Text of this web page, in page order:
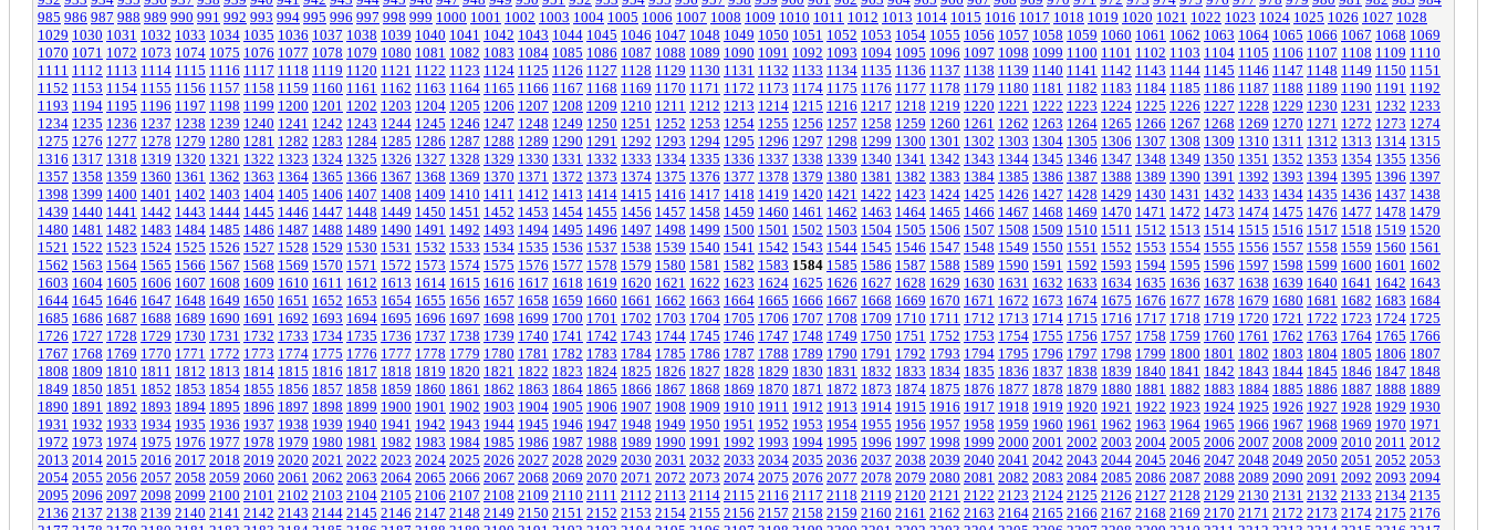
985 986 987 988 989 990 991 992 993 994 995 996 997 998 999 1000 1001 1002 1003 1004 1005 1006 1007 1008 1009 1010 1011 1012 1013 1014 1015 1016 1017 1018 1019 1020 1021 1022 1023 1024 1025 1026 1027 1028
1029 1030 1031 1032 1033 1034 1035 1036 1037 1038 1039 1040 1041 1042 1043 1044 1045 1046 1047 1048 1049 1050 1051 1052 1053 1054 1055 1056 1057 1058 1059 1060 1061 1062 1063 1064 1065 1066 1067 1068 1069
1070 1071 1072 1073 1074 1075 1076 1077 1078 1079 1080 1081 1082 1083 1084 1085 1086 1087 1088 1089 1090 1091 1092 1093 1094 1095 1096 1097 1098 1099 1100 1101 1102 1103 1104 1105 1106 1107 1108 1109 1110
1111 1112 1113 1114 1115 1116 1117 1118 1119 1120 1121 1122 1123 1124 1125 1126 1127 1128 1129 1130 1131 1132 1133 1134 1135 1136 1137 1138 1139 1140 1141 1142 1143 1144 1145 1146 1147 1148 1149 1150 1151
1152 1153 1154 1155 1156 1157 1158 1159 1160 1161 1162 1163 1164 1165 1166 1167 1168 1169 1170 1171 1172 1173 1174 1175 1176 1177 1178 1179 1180 1181 1182 1183 1184 1185 1186 1187 1188 1189 1190 1191 1192
1193 1194 1195 1196 1197 1198 1199 1200 1201 1202 1203 1204 1205 1206 1207 1208 1209 1210 1211 1212 1213 1214 1215 1216 1217 1218 1219 1220 1221 1222 1223 1224 1225 1226 1227 1228 1229 1230 1231 1232 1233
1234 1235 1236 1237 1238 1239 1240 1241 1242 1243 1244 1245 1246 1247 1248 1249 1250 1251 1252 1253 1254 1255 1256 1257 1258 1259 1260 1261 1262 1263 1264 1265 1266 1267 1268 1269 1270 1271 1272 1273 1274
1275 1276 1277 1278 1279 1280 1281 1282 1283 1284 1285 1286 1287 1288 1289 1290 1291 1292 1293 1294 1295 1296 1297 1298 1299 1300 1301 1302 1303 1304 1305 1306 1307 1308 1309 1310 1311 1312 1313 1314 1315
1316 1317 1318 1319 1320 1321 1322 1323 1324 1325 1326 1327 1328 1329 1330 1331 1332 1333 1334 1335 1336 1337 1338 1339 1340 1341 1342 1343 1344 1345 1346 1347 1348 1349 1350 1351 1352 1353 1354 1355 1356
1357 1358 1359 1360 1361 1362 1363 1364 1365 1366 1367 1368 1369 1370 1371 1372 1373 1374 1375 1376 1377 1378 1379 1380 1381 1382 1383 1384 1385 1386 1387 1388 1389 1390 1391 1392 1393 1394 1395 1396 1397
1398 1399 1400 1401 1402 1403 1404 1405 1406 1407 1408 1409 1410 1411 1412 1413 1414 1415 1416 1417 1418 1419 1420 1421 1422 1423 1424 1425 1426 1427 1428 1429 1430 1431 1432 1433 1434 1435 1436 1437 1438
1439 1440 1441 1442 1443 1444 1445 1446 1447 1448 1449 1450 1451 1452 1453 1454 1455 1456 1457 1458 1459 1460 1461 1462 1463 1464 1465 1466 1467 1468 1469 1470 1471 1472 1473 1474 1475 1476 1477 1478 1479
1480 1481 1482 1483 1484 1485 1486 1487 1488 1489 1490 1491 1492 1493 1494 1495 1496 1497 1498 1499 1500 1501 1502 1503 1504 1505 1506 1507 1508 1509 1510 1511 1512 1513 1514 1515 1516 1517 1518 1519 1520
1521 1522 1523 1524 1525 1526 1527 1528 1529 1530 1531 1532 1533 1534 1535 1536 1537 1538 1539 1540 1541 1542 1543 1544 1545 1546 1547 1548 1549 1550 1551 1552 1553 1554 1555 1556 1557 1558 1559 1560 1561
1562 1563 1564 1565 1566 1567 1568 1569 1570 1571 1572 1573 1574 1575 1576 1577 1578 1579 1580 1581 1582 1583 1584 1585 1586 1587 1588 1589 1590 1591 1592 1593 1594 1595 1596 1597 1598 1599 1600 1601 1602
1603 1604 1605 1606 1607 1608 1609 1610 1611 1612 1613 1614 1615 1616 1617 1618 1619 1620 1621 1622 1623 1624 1625 1626 1627 1628 1629 1630 1631 1632 1633 1634 1635 1636 1637 1638 1639 1640 1641 1642 1643
1644 1645 1646 1647 1648 1649 1650 1651 1652 1653 1654 1655 1656 1657 1658 1659 1660 1661 1662 1663 1664 1665 1666 1667 1668 1669 1670 1671 1672 1673 1674 1675 1676 1677 1678 1679 1680 1681 1682 1683 1684
1685 1686 1687 1688 1689 1690 1691 1692 1693 1694 1695 1696 1697 1698 1699 1700 1701 1702 1703 1704 1705 1706 1707 1708 1709 1710 1711 1712 1713 1714 1715 1716 1717 1718 1719 1720 1721 1722 1723 1724 1725
1726 1727 1728 1729 1730 1731 1732 1733 1734 1735 1736 1737 1738 1739 1740 1741 1742 1743 1744 1745 1746 1747 1748 1749 1750 1751 1752 1753 1754 1755 1756 1757 1758 1759 1760 1761 1762 1763 1764 1765 1766
1767 1768 1769 1770 1771 1772 1773 1774 1775 1776 1777 1778 1779 1780 1781 1782 1783 1784 1785 1786 1787 1788 1789 1790 1791 1792 1793 1794 1795 1796 1797 1798 1799 1800 1801 1802 1803 1804 1805 1806 1807
1808 1809 1810 1811 1812 1813 1814 1815 1816 1817 1818 1819 1820 1821 1822 1823 1824 1825 1826 1827 1828 1829 1830 1831 1832 1833 1834 1835 1836 1837 1838 1839 1840 1841 1842 1843 1844 1845 1846 1847 1848
1849 1850 1851 1852 1853 1854 1855 1856 1857 1858 1859 1860 1861 1862 1863 1864 1865 1866 1867 1868 1869 1870 1871 1872 1873 1874 1875 1876 1877 1878 1879 1880 1881 1882 1883 1884 1885 1886 1887 1888 1889
1890 1891 1892 1893 1894 1895 1896 1897 1898 1899 1900 1901 1902 1903 1904 1905 1906 1907 1908 1909 1910 1911 1912 1913 1914 1915 1916 1917 1918 1919 1920 1921 1922 1923 1924 1925 1926 1927 1928 1929 1930
1931 1932 1933 1934 1935 1936 1937 1938 1939 1940 1941 1942 1943 1944 1945 1946 1947 1948 1949 1950 1951 1952 1953 1954 1955 1956 1957 1958 1959 1960 1961 1962 1963 1964 1965 1966 1967 1968 1969 1970 1971
1972 1973 1974 1975 1976 1977 1978 1979 1980 1981 1982 1983 1984 1985 1986 1987 1988 1989 1990 1991 1992 1993 1994 1995 1996 1997 1998 1999 2000 2001 2002 2003 2004 2005 2006 2007 2008 2009 2010 2011 2012
2013 2014 2015 2016 2017 2018 2019 2020 2021 2022 2023 2024 2025 2026 2027 2028 2029 2030 2031 2032 2033 2034 2035 2036 2037 2038 2039 2040 2041 2042 2043 2044 2045 2046 2047 2048 2049 2050 2051 2052 2053
2054 2055 2056 2057 2058 2059 2060 2061 2062 2063 2064 2065 2066 2067 2068 2069 2070 2071 2072 2073 2074 2075 2076 2077 2078 2079 2080 2081 2082 2083 2084 2085 2086 2087 2088 2089 2090 2091 2092 2093 2094
2095 2096 2097 2098 2099 2100 2101 2102 2103 2104 2105 2106 2107 2108 2109 2110 2111 2112 2113 2114 2115 2116 2117 2118 2119 2120 2121 2122 2123 2124 2125 2126 2127 2128 2129 2130 2131 2132 2133 2134 2135
2136 2137 2138 2139 2140 2141 2142 2143 2144 2145 2146 2147 2148 2149 2150 2151 2152 2153 2154 2155 2156 2157 2158 2159 2160 2161 2162 2163 2164 2165 2166 2167 2168 2169 2170 2171 2172 2173 2174 2175 2176